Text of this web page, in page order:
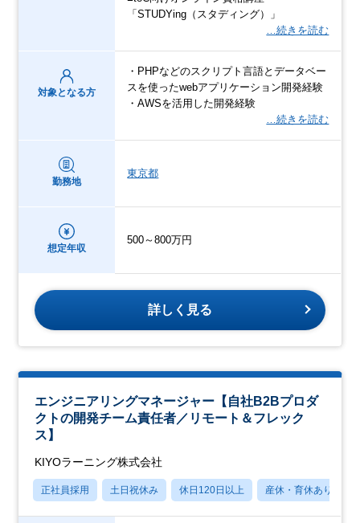
「STUDYing（スタディング）」
…続きを読む
対象となる方
・PHPなどのスクリプト言語とデータベー
スを使ったwebアプリケーション開発経験
・AWSを活用した開発経験
…続きを読む
勤務地
東京都
想定年収
500～800万円
詳しく見る
エンジニアリングマネージャー【自社B2Bプロダ
クトの開発チーム責任者／リモート＆フレック
ス】
KIYOラーニング株式会社
正社員採用 土日祝休み 休日120日以上 産休・育休あり